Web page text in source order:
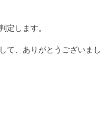
定します。
、ありがとうございまし